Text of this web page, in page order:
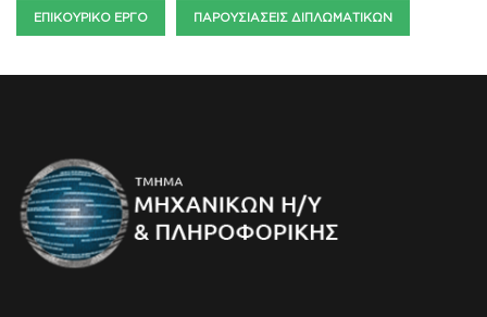
ΕΠΙΚΟΥΡΙΚΌ ΈΡΓΟ ΠΑΡΟΥΣΙΆΣΕΙΣ ΔΙΠΛΩΜΑΤΙΚΏΝ